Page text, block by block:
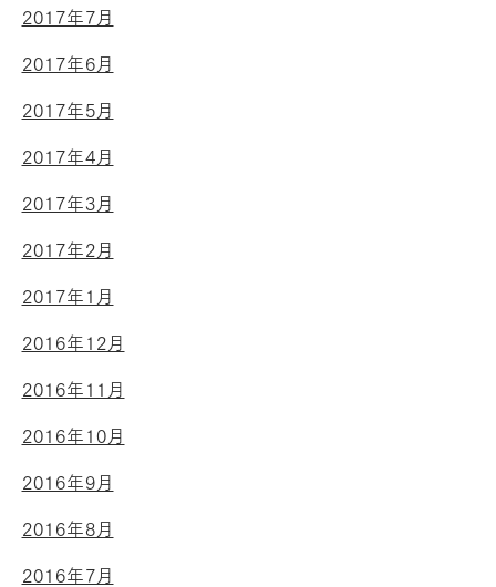
2017年7月
2017年6月
2017年5月
2017年4月
2017年3月
2017年2月
2017年1月
2016年12月
2016年11月
2016年10月
2016年9月
2016年8月
2016年7月